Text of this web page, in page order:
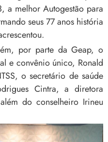
a melhor Autogestão para
seus 77 anos história
por parte da Geap, o
e convênio único, Ronald
o secretário de saúde
Cintra, a diretora
do conselheiro Irineu